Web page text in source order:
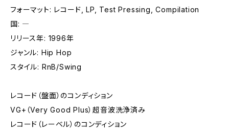
フォーマット: レコード, LP, Test Pressing, Compilation
国: ―
リリース年: 1996年
ジャンル: Hip Hop
スタイル: RnB/Swing
レコード（盤面）のコンディション
VG+（Very Good Plus）超音波洗浄済み
レコード（レーベル）のコンディション